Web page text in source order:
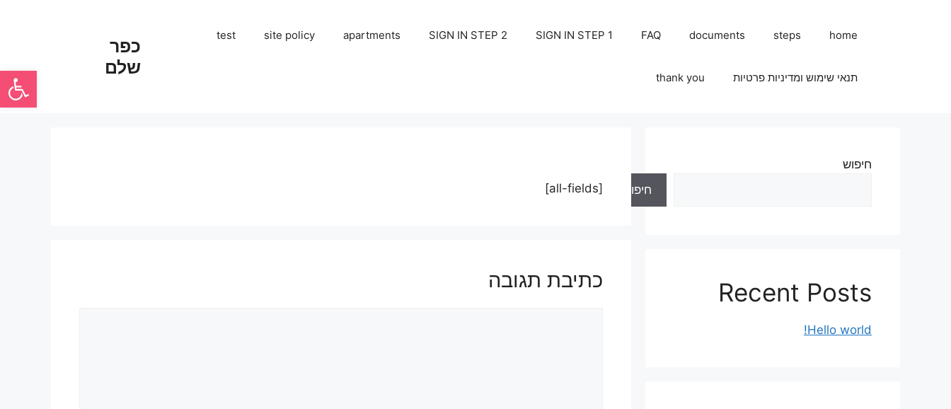
פתח
כפר
שלם
home
steps
documents
FAQ
SIGN IN STEP 1
SIGN IN STEP 2
apartments
site policy
test
תנאי שימוש ומדיניות פרטיות thank you
[all-fields]
כתיבת תגובה
חיפוש
חיפוש
Recent Posts
Hello world!